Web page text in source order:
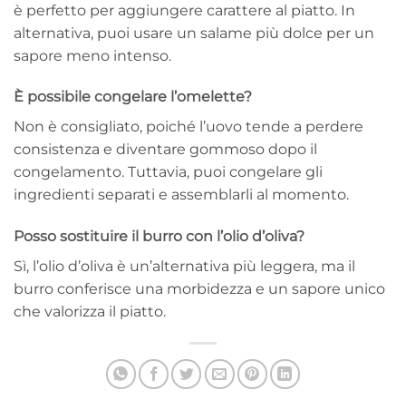
è perfetto per aggiungere carattere al piatto. In
alternativa, puoi usare un salame più dolce per un
sapore meno intenso.
È possibile congelare l’omelette?
Non è consigliato, poiché l’uovo tende a perdere
consistenza e diventare gommoso dopo il
congelamento. Tuttavia, puoi congelare gli
ingredienti separati e assemblarli al momento.
Posso sostituire il burro con l’olio d’oliva?
Sì, l’olio d’oliva è un’alternativa più leggera, ma il
burro conferisce una morbidezza e un sapore unico
che valorizza il piatto.